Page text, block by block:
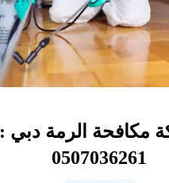
مكافحة الرمة دبي :
0507036261